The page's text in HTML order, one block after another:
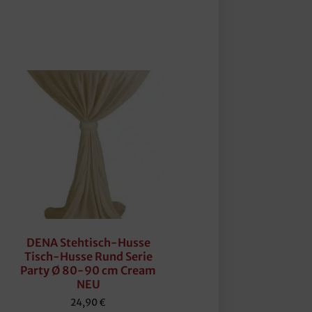
DENA Stehtisch-Husse
Tisch-Husse Rund Serie
Party Ø 80-90 cm Cream
NEU
24,90 €